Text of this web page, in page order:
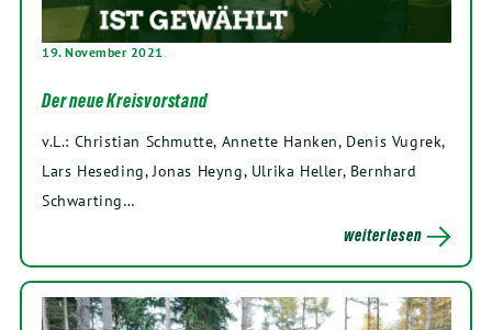
19. November 2021
Der neue Kreisvorstand
v.L.: Christian Schmutte, Annette Hanken, Denis Vugrek,
Lars Heseding, Jonas Heyng, Ulrika Heller, Bernhard
Schwarting…
weiterlesen